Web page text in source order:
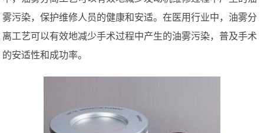
雾污染，保护维修人员的健康和安适。在医用行业中，油雾分
离工艺可以有效地减少手术过程中产生的油雾污染，普及手术
的安适性和成功率。